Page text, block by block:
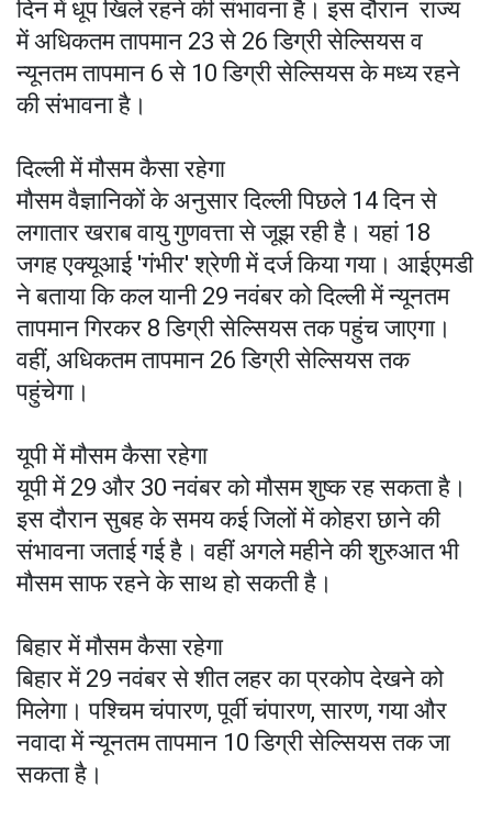
दिन में धूप खिले रहने की संभावना है। इस दौरान राज्य
में अधिकतम तापमान 23 से 26 डिग्री सेल्सियस व
न्यूनतम तापमान 6 से 10 डिग्री सेल्सियस के मध्य रहने
की संभावना है।
दिल्ली में मौसम कैसा रहेगा
मौसम वैज्ञानिकों के अनुसार दिल्ली पिछले 14 दिन से
लगातार खराब वायु गुणवत्ता से जूझ रही है। यहां 18
जगह एक्यूआई 'गंभीर' श्रेणी में दर्ज किया गया। आईएमडी
ने बताया कि कल यानी 29 नवंबर को दिल्ली में न्यूनतम
तापमान गिरकर 8 डिग्री सेल्सियस तक पहुंच जाएगा।
वहीं, अधिकतम तापमान 26 डिग्री सेल्सियस तक
पहुंचेगा।
यूपी में मौसम कैसा रहेगा
यूपी में 29 और 30 नवंबर को मौसम शुष्क रह सकता है।
इस दौरान सुबह के समय कई जिलों में कोहरा छाने की
संभावना जताई गई है। वहीं अगले महीने की शुरुआत भी
मौसम साफ रहने के साथ हो सकती है।
बिहार में मौसम कैसा रहेगा
बिहार में 29 नवंबर से शीत लहर का प्रकोप देखने को
मिलेगा। पश्चिम चंपारण, पूर्वी चंपारण, सारण, गया और
नवादा में न्यूनतम तापमान 10 डिग्री सेल्सियस तक जा
सकता है।